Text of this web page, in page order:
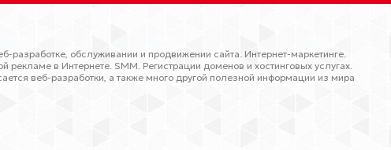
обслуживании и продвижении сайта. Интернет-маркетинге.
рекламе в Интернете. SMM. Регистрации доменов и хостинговых услугах.
веб-разработки, а также много другой полезной информации из мира